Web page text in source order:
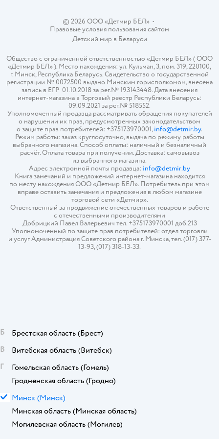
© 2026 ООО «Детмир БЕЛ»•
Правовые условия пользования сайтом
Детский мир в Беларуси
Общество с ограниченной ответственностью «Детмир БЕЛ» ( ООО
«Детмир БЕЛ» ). Место нахождения: ул. Кульман, 3, пом. 319, 220100,
г. Минск, Республика Беларусь. Свидетельство о государственной
регистрации № 0072500 выдано Минским горисполкомом, внесена
запись в ЕГР 01.10.2018 за рег.№ 193143448. Дата внесения
интернет-магазина в Торговый реестр Республики Беларусь:
09.09.2021 за рег.№ 518552.
Уполномоченный продавца рассматривать обращения покупателей
о нарушении их прав, предусмотренных законодательством
о защите прав потребителей: +375173970001,info@detmir.by.
Режим работы: заказ круглосуточно, выдача по режиму работы
выбранного магазина. Способ оплаты: наличный и безналичный
расчёт. Оплата товара при получении. Доставка: самовывоз
из выбранного магазина.
Адрес электронной почты продавца: info@detmir.by
Книга замечаний и предложений интернет-магазина находится
по месту нахождения ООО «Детмир БЕЛ». Потребитель при этом
вправе оставить замечания и предложения в любом магазине
торговой сети «Детмир».
Ответственный за продвижение отечественных товаров и работе
с отечественными производителями
Добрицкий Павел Валерьевич тел. +375173970001 доб.213
Уполномоченный по защите прав потребителей: отдел торговли
и услуг Администрация Советского района г. Минска, тел. (017) 377-
13-93, (017) 318-13-33.
Б Брестская область (Брест)
В
Витебская область (Витебск)
Г
Гомельская область (Гомель)
Гродненская область (Гродно)
М Минск (Минск)
Минская область (Минская область)
Могилевская область (Могилев)